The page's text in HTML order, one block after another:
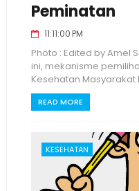
Peminatan
11:11:00 PM
Photo : Edited by Amel
ini, mekanisme
Kesehatan
READ MORE
KESEHATAN